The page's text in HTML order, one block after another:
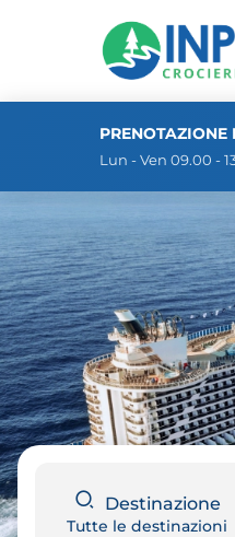
PRENOTAZIONE
Lun - Ven 09.00 -
Destinazione
Tutte le destinazioni